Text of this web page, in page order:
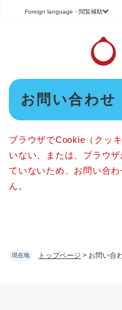
メニュー
Foreign language ・閲覧補助
Foreign language
日本語（Japanese）
Português（ポルトガル語
文字サイズ 標準 拡大
現在地 トップページ > お問い合
本
お問い合わせ
ブラウザでCookie（クッ
いない、または、ブラウ
ていないため、お問い合
ん。